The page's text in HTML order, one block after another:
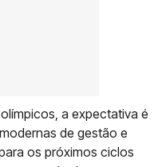
a expectativa é
de gestão e
os próximos ciclos